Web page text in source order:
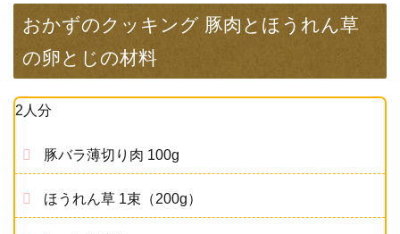
おかずのクッキング 豚肉とほうれん草
の卵とじの材料
2人分
豚バラ薄切り肉 100g
ほうれん草 1束（200g）